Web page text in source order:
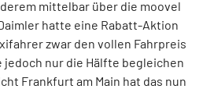
mittelbar über die moovel
hatte eine Rabatt-Aktion
zwar den vollen Fahrpreis
jedoch nur die Hälfte begleichen
Frankfurt am Main hat das nun